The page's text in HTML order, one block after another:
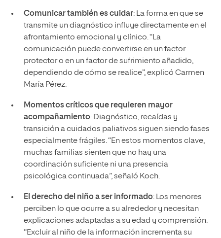
Comunicar también es cuidar: La forma en que se
transmite un diagnóstico influye directamente en el
afrontamiento emocional y clínico. “La
comunicación puede convertirse en un factor
protector o en un factor de sufrimiento añadido,
dependiendo de cómo se realice”, explicó Carmen
María Pérez.
Momentos críticos que requieren mayor
acompañamiento: Diagnóstico, recaídas y
transición a cuidados paliativos siguen siendo fases
especialmente frágiles. “En estos momentos clave,
muchas familias sienten que no hay una
coordinación suficiente ni una presencia
psicológica continuada”, señaló Koch.
El derecho del niño a ser informado: Los menores
perciben lo que ocurre a su alrededor y necesitan
explicaciones adaptadas a su edad y comprensión.
“Excluir al niño de la información incrementa su